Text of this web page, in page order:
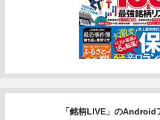
「銘柄LIVE」のAndroid